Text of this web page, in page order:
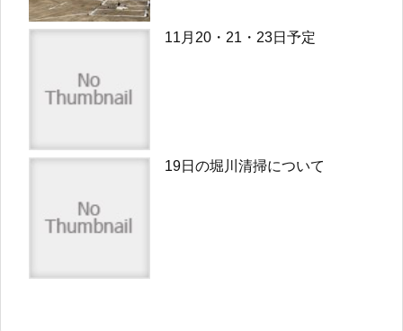
11月20・21・23日予定
19日の堀川清掃について